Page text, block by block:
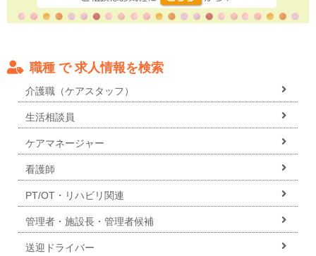
職種 で 求人情報を検索
介護職（ケアスタッフ）
生活相談員
ケアマネージャー
看護師
PT/OT・リハビリ関連
管理者・施設長・管理者候補
送迎ドライバー